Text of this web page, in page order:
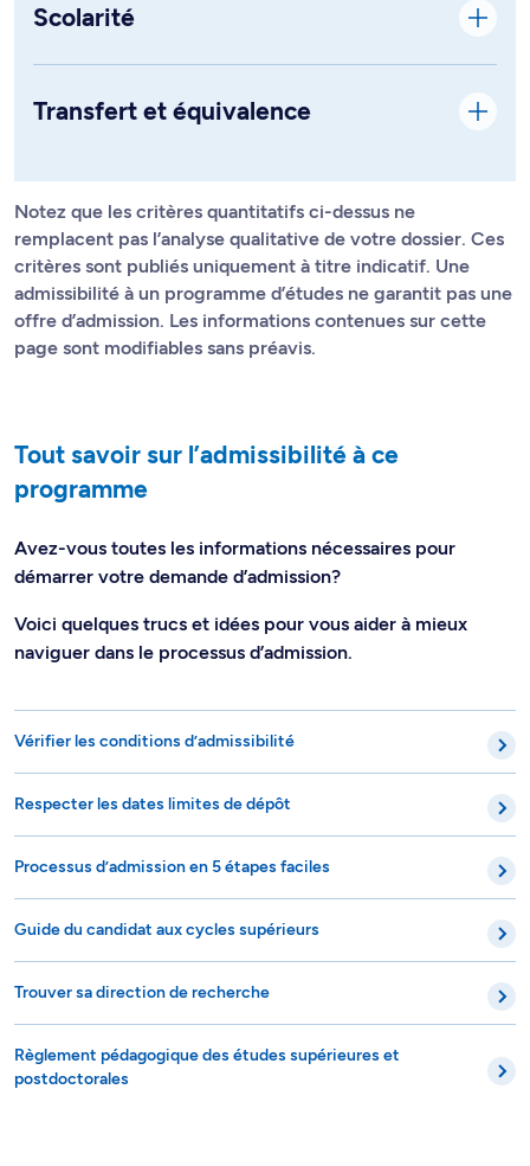
Scolarité
Transfert et équivalence
Notez que les critères quantitatifs ci-dessus ne
remplacent pas l’analyse qualitative de votre dossier. Ces
critères sont publiés uniquement à titre indicatif. Une
admissibilité à un programme d’études ne garantit pas une
offre d’admission. Les informations contenues sur cette
page sont modifiables sans préavis.
Tout savoir sur l’admissibilité à ce
programme
Avez-vous toutes les informations nécessaires pour
démarrer votre demande d’admission?
Voici quelques trucs et idées pour vous aider à mieux
naviguer dans le processus d’admission.
Vérifier les conditions d’admissibilité
Respecter les dates limites de dépôt
Processus d’admission en 5 étapes faciles
Guide du candidat aux cycles supérieurs
Trouver sa direction de recherche
Règlement pédagogique des études supérieures et
postdoctorales